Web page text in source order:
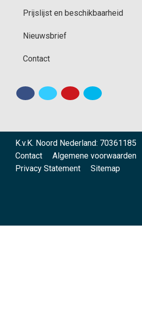
Prijslijst en beschikbaarheid
Nieuwsbrief
Contact
K.v.K. Noord Nederland: 70361185
Contact
Algemene voorwaarden
Privacy Statement
Sitemap